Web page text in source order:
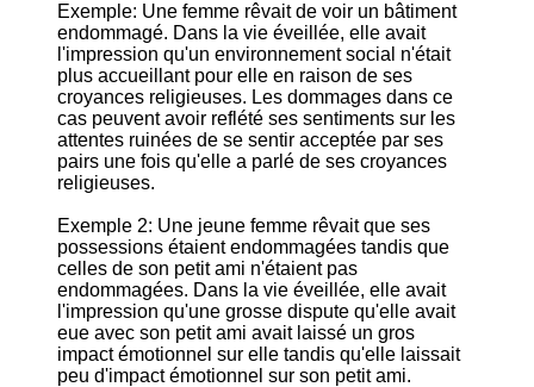
Exemple: Une femme rêvait de voir un bâtiment
endommagé. Dans la vie éveillée, elle avait
l'impression qu'un environnement social n'était
plus accueillant pour elle en raison de ses
croyances religieuses. Les dommages dans ce
cas peuvent avoir reflété ses sentiments sur les
attentes ruinées de se sentir acceptée par ses
pairs une fois qu'elle a parlé de ses croyances
religieuses.
Exemple 2: Une jeune femme rêvait que ses
possessions étaient endommagées tandis que
celles de son petit ami n'étaient pas
endommagées. Dans la vie éveillée, elle avait
l'impression qu'une grosse dispute qu'elle avait
eue avec son petit ami avait laissé un gros
impact émotionnel sur elle tandis qu'elle laissait
peu d'impact émotionnel sur son petit ami.